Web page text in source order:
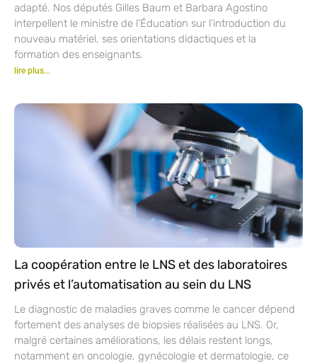
adapté. Nos députés Gilles Baum et Barbara Agostino
interpellent le ministre de l’Éducation sur l’introduction du
nouveau matériel, ses orientations didactiques et la
formation des enseignants.
lire plus...
La coopération entre le LNS et des laboratoires
privés et l’automatisation au sein du LNS
Le diagnostic de maladies graves comme le cancer dépend
fortement des analyses de biopsies réalisées au LNS. Or,
malgré certaines améliorations, les délais restent longs,
notamment en oncologie, gynécologie et dermatologie, ce